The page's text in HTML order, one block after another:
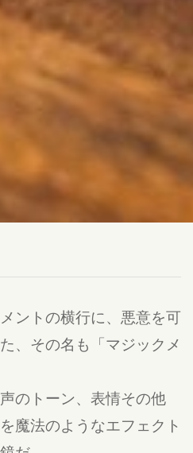
ントの横行に、悪意を可
、その名も「マジックメ
のトーン、表情その他
魔法のようなエフェクト